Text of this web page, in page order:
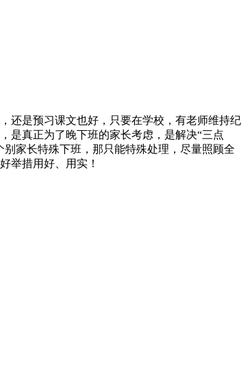
还是预习课文也好，只要在学校，有老师维持纪
是真正为了晚下班的家长考虑，是解决“三点
家长特殊下班，那只能特殊处理，尽量照顾全
举措用好、用实！